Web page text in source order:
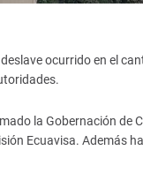
ocurrido en el
la Gobernación de
Ecuavisa. Además